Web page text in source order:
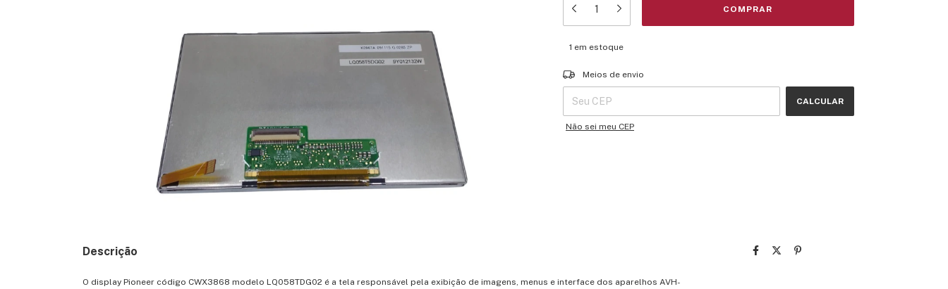
1 em estoque
Entregas para o CEP:
Meios de envio
CALCULAR
Não sei meu CEP
Descrição
O display Pioneer código CWX3868 modelo LQ058TDG02 é a tela responsável pela exibição de imagens, menus e interface dos aparelhos AVH-